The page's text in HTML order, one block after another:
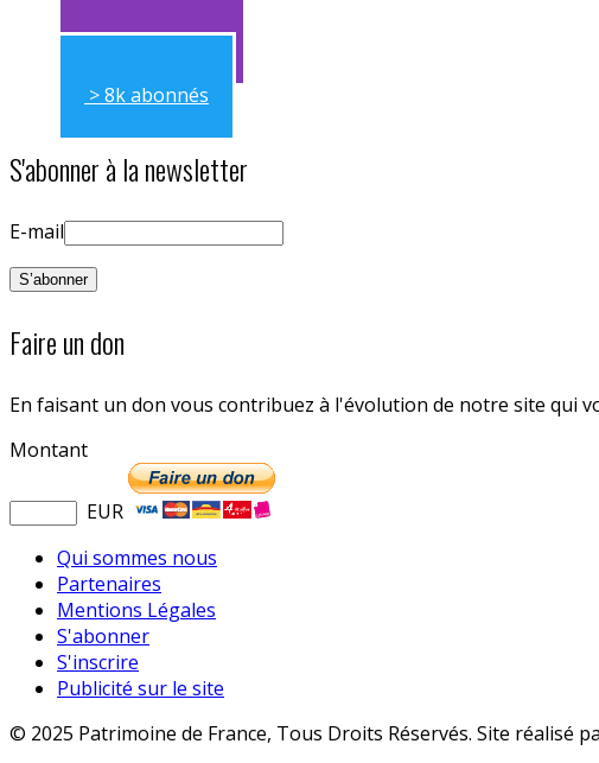
> 11k abonnés
> 8k abonnés
S'abonner à la newsletter
E-mail
Faire un don
En faisant un don vous contribuez à l'évolution de notre site qui
Montant
EUR
Qui sommes nous
Partenaires
Mentions Légales
S'abonner
S'inscrire
Publicité sur le site
© 2025 Patrimoine de France, Tous Droits Réservés. Site réalisé